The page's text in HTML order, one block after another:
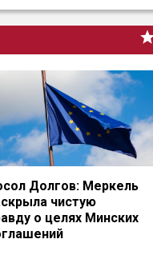
Долгов: Меркель
чистую
о целях Минских